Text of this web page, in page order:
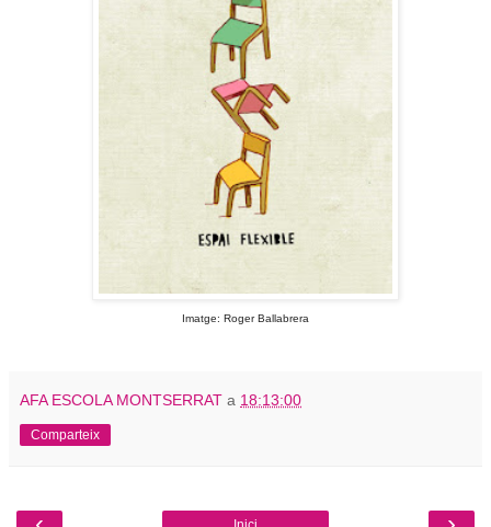
Imatge: Roger Ballabrera
AFA ESCOLA MONTSERRAT a 18:13:00
Comparteix